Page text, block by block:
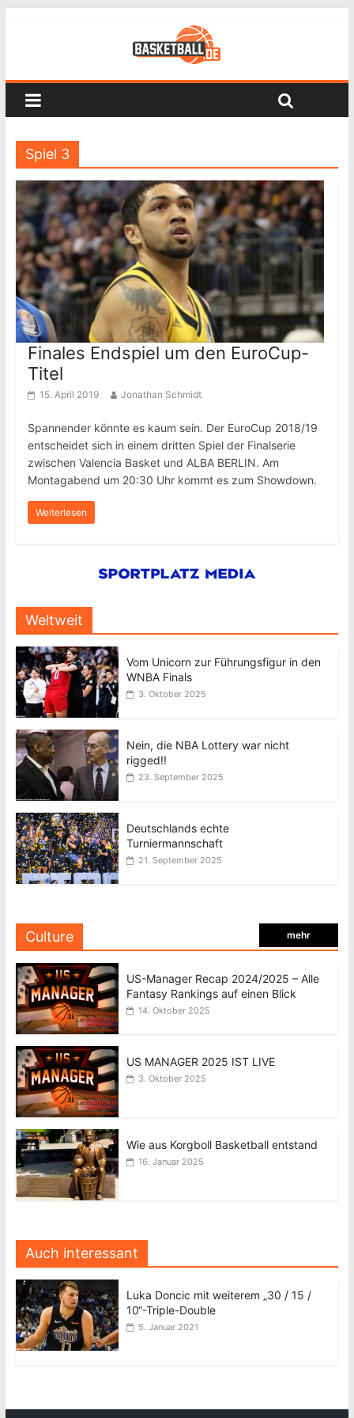
Spiel 3
Finales Endspiel um den EuroCup-
Titel
15. April 2019 Jonathan Schmidt
Spannender könnte es kaum sein. Der EuroCup 2018/19
entscheidet sich in einem dritten Spiel der Finalserie
zwischen Valencia Basket und ALBA BERLIN. Am
Montagabend um 20:30 Uhr kommt es zum Showdown.
Weiterlesen
Weltweit
Vom Unicorn zur Führungsfigur in den
WNBA Finals
3. Oktober 2025
Nein, die NBA Lottery war nicht
rigged!!
23. September 2025
Deutschlands echte
Turniermannschaft
21. September 2025
Culture mehr
US-Manager Recap 2024/2025 – Alle
Fantasy Rankings auf einen Blick
14. Oktober 2025
US MANAGER 2025 IST LIVE
3. Oktober 2025
Wie aus Korgboll Basketball entstand
16. Januar 2025
Auch interessant
Luka Doncic mit weiterem „30 / 15 /
10“-Triple-Double
5. Januar 2021